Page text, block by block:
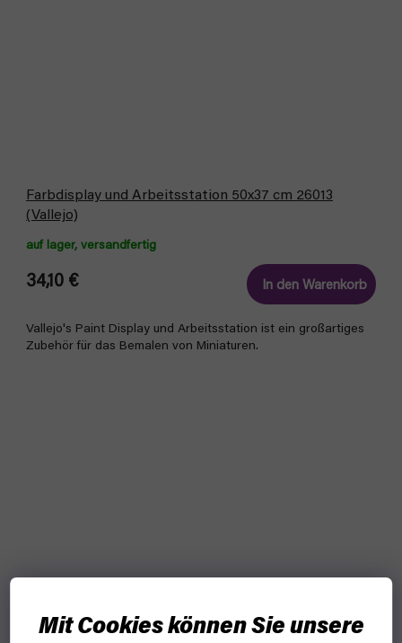
Mit Cookies können Sie unsere
Farbdisplay und Arbeitsstation 50x37 cm 26013
(Vallejo)
auf lager, versandfertig
34,10 € In den Warenkorb
Vallejo's Paint Display und Arbeitsstation ist ein großartiges
Zubehör für das Bemalen von Miniaturen.